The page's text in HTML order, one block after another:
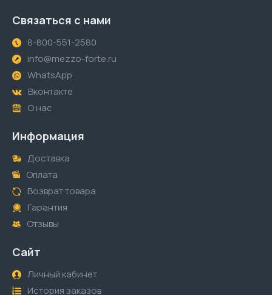
Связаться с нами
8-800-551-2580
info@mezzo-forte.ru
WhatsApp
Вконтакте
О нас
Информация
Доставка
Оплата
Возврат товара
Гарантия
Отзывы
Сайт
Личный кабинет
История заказов